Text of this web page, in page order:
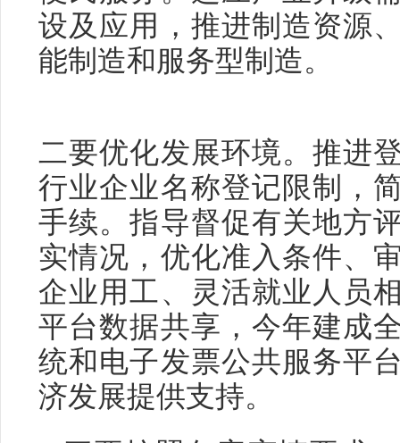
设及应用，推进制造资源
能制造和服务型制造。
二要优化发展环境。推进
行业企业名称登记限制，
手续。指导督促有关地方
实情况，优化准入条件、
企业用工、灵活就业人员
平台数据共享，今年建成
统和电子发票公共服务平
济发展提供支持。